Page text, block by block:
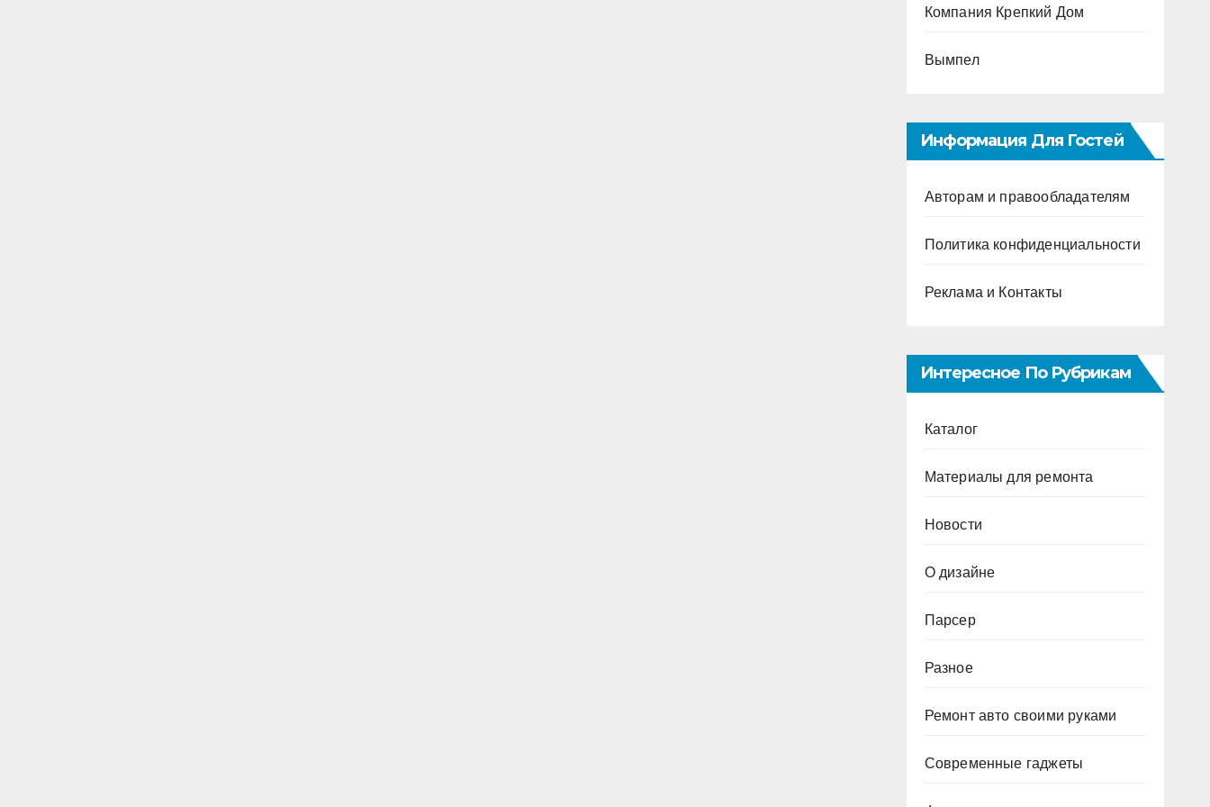
Компания Крепкий Дом
Вымпел
Информация Для Гостей
Авторам и правообладателям
Политика конфиденциальности
Реклама и Контакты
Интересное По Рубрикам
Каталог
Материалы для ремонта
Новости
О дизайне
Парсер
Разное
Ремонт авто своими руками
Современные гаджеты